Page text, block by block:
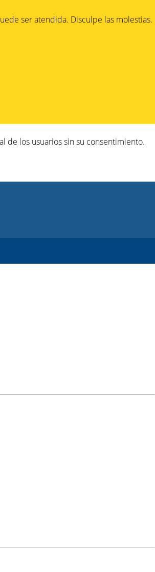
ser atendida. Disculpe las molestias.
de los usuarios sin su consentimiento.